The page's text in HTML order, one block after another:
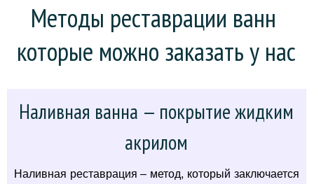
Методы реставрации ванн
которые можно заказать у нас
Наливная ванна — покрытие жидким
акрилом
Наливная реставрация – метод, который заключается